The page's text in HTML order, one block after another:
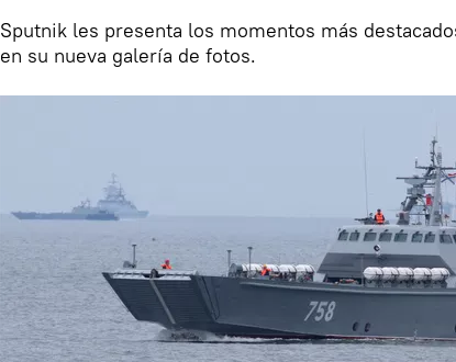
Sputnik les presenta los momentos más
en su nueva galería de fotos.